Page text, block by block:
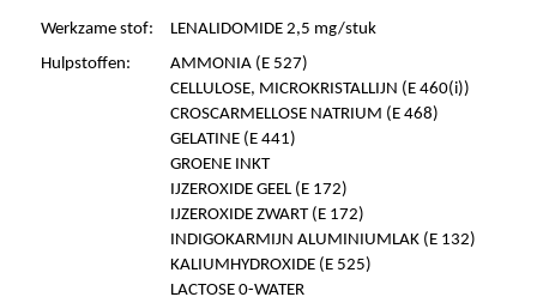
Werkzame stof:
LENALIDOMIDE 2,5 mg/stuk
Hulpstoffen:
AMMONIA (E 527)
CELLULOSE, MICROKRISTALLIJN (E 460(i))
CROSCARMELLOSE NATRIUM (E 468)
GELATINE (E 441)
GROENE INKT
IJZEROXIDE GEEL (E 172)
IJZEROXIDE ZWART (E 172)
INDIGOKARMIJN ALUMINIUMLAK (E 132)
KALIUMHYDROXIDE (E 525)
LACTOSE 0-WATER